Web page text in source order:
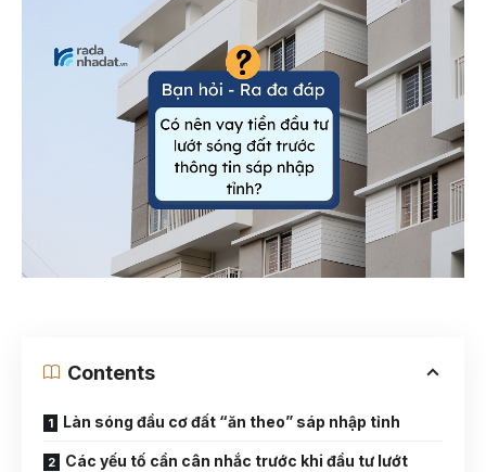
Contents
Làn sóng đầu cơ đất “ăn theo” sáp nhập tỉnh
Các yếu tố cần cân nhắc trước khi đầu tư lướt